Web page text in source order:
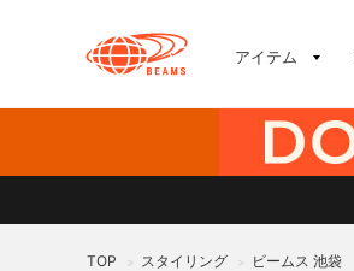
アイテム
TOP > スタイリング > ビームス 池袋